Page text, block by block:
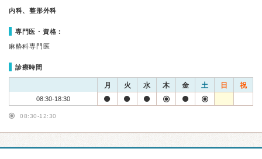
内科、整形外科
専門医・資格：
麻酔科専門医
診療時間
月 火 水 木 金 土 日 祝
08:30-18:30
08:30-12:30